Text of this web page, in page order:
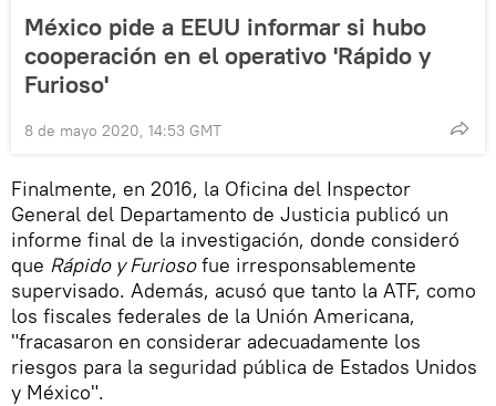
México pide a EEUU informar si hubo
cooperación en el operativo 'Rápido y
Furioso'
8 de mayo 2020, 14:53 GMT
Finalmente, en 2016, la Oficina del Inspector
General del Departamento de Justicia publicó un
informe final de la investigación, donde consideró
que Rápido y Furiosofue irresponsablemente
supervisado. Además, acusó que tanto la ATF, como
los fiscales federales de la Unión Americana,
"fracasaron en considerar adecuadamente los
riesgos para la seguridad pública de Estados Unidos
y México".